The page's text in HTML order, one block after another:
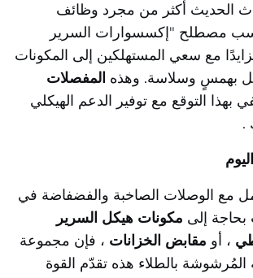
الحديث أكثر من مجرد وظائف
مصطلح "إكسسوارات السرير
مع سعي المستهلكين إلى المكونات
بهمسٍ وسلاسة. وهذه المفصلات
بهذا التوقع مع توفير الدعم الهيكلي
.
مع الوصلات الصاخبة والفضفاضة في
بحاجة إلى مكونات هيكل السرير
، أو مقابض الخزانات ، فإن مجموعة
المُرشوشة بالطلاء هذه تقدّم القوة